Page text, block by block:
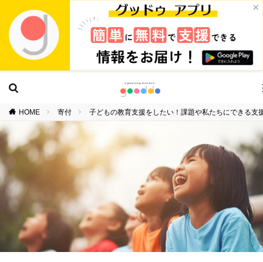
×
HOME 寄付 子どもの教育支援をしたい！課題や私たちにできる支